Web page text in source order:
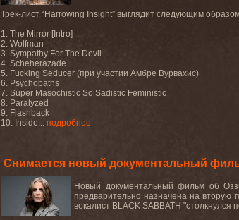
Трек-лист “Harrowing Insight” выглядит следующим
1. The Mirror [Intro]
2. Wolfman
3. Sympathy For The Devil
4. Scheherazade
5. Fucking Seducer (при участии Амбре Вурвахис)
6. Psychopaths
7. Super Masochistic So Sadistic Feministic
8. Paralyzed
9. Flashback
10. Inside... подробнее
Снимается новый документальный
Новый документальный фильм об
предварительно назначена на вторую
вокалист BLACK SABBATH "столкнулся